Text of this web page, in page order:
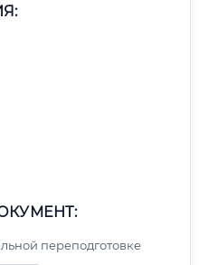
переподготовке